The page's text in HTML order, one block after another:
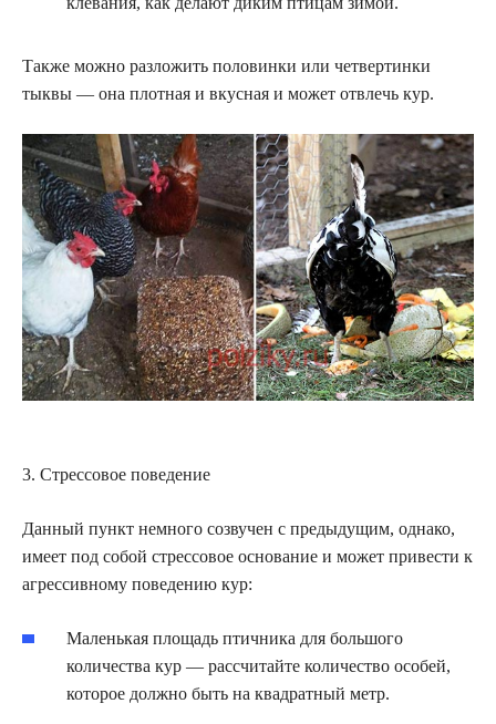
Также можно разложить половинки или четвертинки
тыквы — она плотная и вкусная и может отвлечь кур.
3. Стрессовое поведение
Данный пункт немного созвучен с предыдущим, однако,
имеет под собой стрессовое основание и может привести к
агрессивному поведению кур:
Маленькая площадь птичника для большого
количества кур — рассчитайте количество особей,
которое должно быть на квадратный метр.